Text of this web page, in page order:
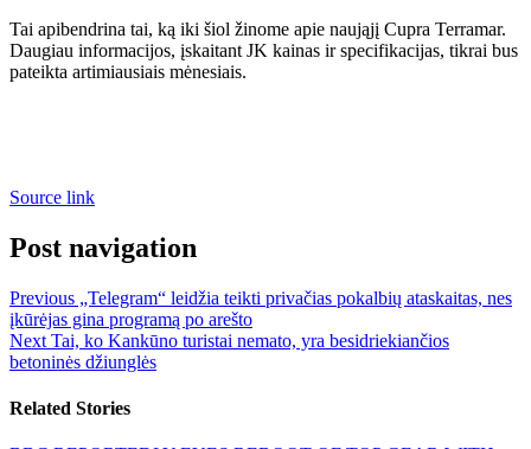
Tai apibendrina tai, ką iki šiol žinome apie naująjį Cupra Terramar.
Daugiau informacijos, įskaitant JK kainas ir specifikacijas, tikrai bus
pateikta artimiausiais mėnesiais.
Source link
Post navigation
Previous „Telegram“ leidžia teikti privačias pokalbių ataskaitas, nes
įkūrėjas gina programą po arešto
Next Tai, ko Kankūno turistai nemato, yra besidriekiančios
betoninės džiunglės
Related Stories